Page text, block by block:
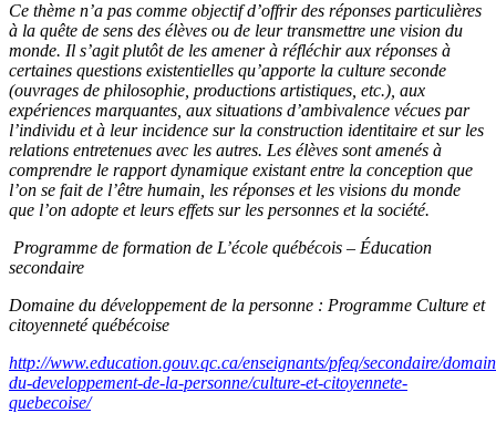
Ce thème n’a pas comme objectif d’offrir des réponses particulières
à la quête de sens des élèves ou de leur transmettre une vision du
monde. Il s’agit plutôt de les amener à réfléchir aux réponses à
certaines questions existentielles qu’apporte la culture seconde
(ouvrages de philosophie, productions artistiques, etc.), aux
expériences marquantes, aux situations d’ambivalence vécues par
l’individu et à leur incidence sur la construction identitaire et sur les
relations entretenues avec les autres. Les élèves sont amenés à
comprendre le rapport dynamique existant entre la conception que
l’on se fait de l’être humain, les réponses et les visions du monde
que l’on adopte et leurs effets sur les personnes et la société.
Programme de formation de L’école québécois – Éducation
secondaire
Domaine du développement de la personne : Programme Culture et
citoyenneté québécoise
http://www.education.gouv.qc.ca/enseignants/pfeq/secondaire/
du-developpement-de-la-personne/culture-et-citoyennete-
quebecoise/